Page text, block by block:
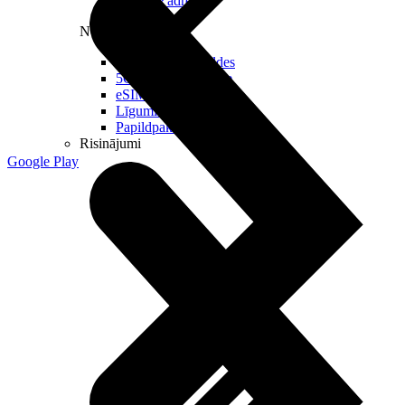
Noderīgi
Jautājumi un atbildes
5G pārklājuma karte
eSIM tehnoloģija
Līgumi un noteikumi
Papildpakalpojumi
Risinājumi
Google Play